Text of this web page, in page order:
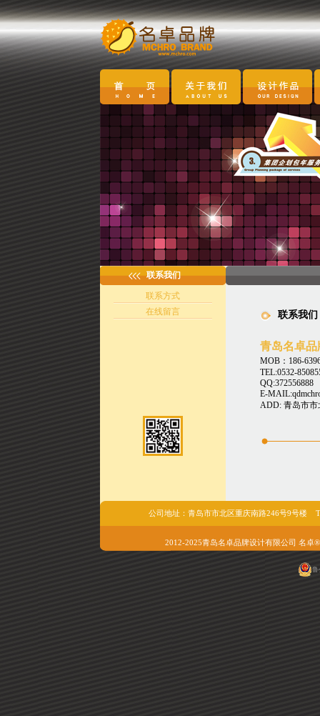
联系我们
联系方式
在线留言
联系我们
青岛名卓
MOB：186-
TEL:0532-
QQ:372556888
E-
ADD: 青岛市市
公司地址：青岛市市北区重庆南路246号9号楼
2012-2025青岛名卓品牌设计有限公司 名
鲁